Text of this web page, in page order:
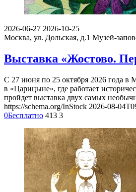
2026-06-27 2026-10-25
Москва, ул. Дольская, д.1 Музей-
Выставка «Жостово.
С 27 июня по 25 октября 2026 года в
в «Царицыне», где работает
пройдет выставка двух самых
https://schema.org/InStock 2026-08-
0Бесплатно 413 3